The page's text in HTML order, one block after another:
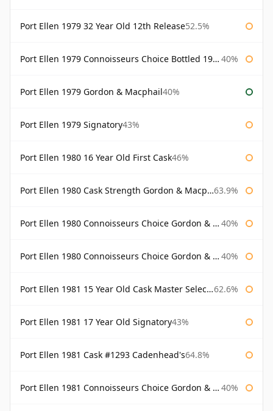
Port Ellen 1979 32 Year Old 12th Release52.5%
Port Ellen 1979 Connoisseurs Choice Bottled 1995 Gordon & Macphail 40%
Port Ellen 1979 Gordon & Macphail40%
Port Ellen 1979 Signatory43%
Port Ellen 1980 16 Year Old First Cask46%
Port Ellen 1980 Cask Strength Gordon & Macphail 63.9%
Port Ellen 1980 Connoisseurs Choice Gordon & Macphail 40%
Port Ellen 1980 Connoisseurs Choice Gordon & Macphail 19 Year Old 40%
Port Ellen 1981 15 Year Old Cask Master Selection 62.6%
Port Ellen 1981 17 Year Old Signatory43%
Port Ellen 1981 Cask #1293 Cadenhead's64.8%
Port Ellen 1981 Connoisseurs Choice Gordon & Macphail 40%